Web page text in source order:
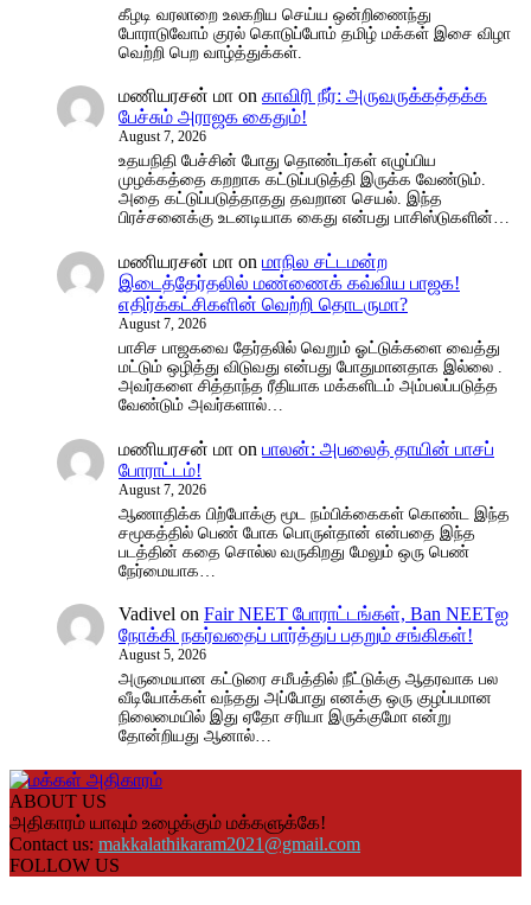
கீழடி வரலாறை உலகறிய செய்ய ஒன்றிணைந்து
போராடுவோம் குரல் கொடுப்போம் தமிழ் மக்கள் இசை விழா
வெற்றி பெற வாழ்த்துக்கள்.
மணியரசன் மா on காவிரி நீர்: அருவருக்கத்தக்க
பேச்சும் அராஜக கைதும்!
August 7, 2026
உதயநிதி பேச்சின் போது தொண்டர்கள் எழுப்பிய
முழக்கத்தை கறறாக கட்டுப்படுத்தி இருக்க வேண்டும்.
அதை கட்டுப்படுத்தாதது தவறான செயல். இந்த
பிரச்சனைக்கு உடனடியாக கைது என்பது பாசிஸ்டுகளின்…
மணியரசன் மா on மாநில சட்டமன்ற
இடைத்தேர்தலில் மண்ணைக் கவ்விய பாஜக!
எதிர்க்கட்சிகளின் வெற்றி தொடருமா?
August 7, 2026
பாசிச பாஜகவை தேர்தலில் வெறும் ஓட்டுக்களை வைத்து
மட்டும் ஒழித்து விடுவது என்பது போதுமானதாக இல்லை .
அவர்களை சித்தாந்த ரீதியாக மக்களிடம் அம்பலப்படுத்த
வேண்டும் அவர்களால்…
மணியரசன் மா on பாலன்: அபலைத் தாயின் பாசப்
போராட்டம்!
August 7, 2026
ஆணாதிக்க பிற்போக்கு மூட நம்பிக்கைகள் கொண்ட இந்த
சமூகத்தில் பெண் போக பொருள்தான் என்பதை இந்த
படத்தின் கதை சொல்ல வருகிறது மேலும் ஒரு பெண்
நேர்மையாக…
Vadivel on Fair NEET போராட்டங்கள், Ban NEETஐ
நோக்கி நகர்வதைப் பார்த்துப் பதறும் சங்கிகள்!
August 5, 2026
அருமையான கட்டுரை சமீபத்தில் நீட்டுக்கு ஆதரவாக பல
வீடியோக்கள் வந்தது அப்போது எனக்கு ஒரு குழப்பமான
நிலைமையில் இது ஏதோ சரியா இருக்குமோ என்று
தோன்றியது ஆனால்…
ABOUT US
அதிகாரம் யாவும் உழைக்கும் மக்களுக்கே!
Contact us: makkalathikaram2021@gmail.com
FOLLOW US